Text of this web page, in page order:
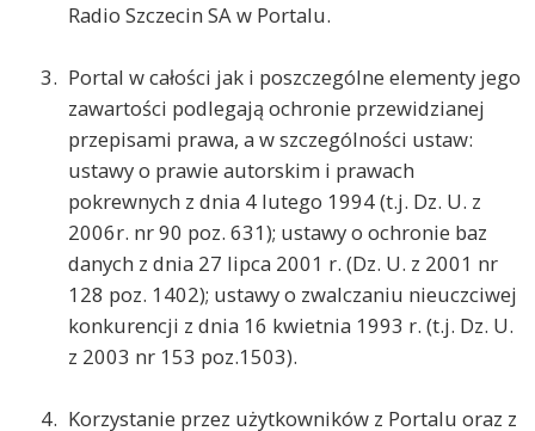
Radio Szczecin SA w Portalu.
Portal w całości jak i poszczególne elementy jego
zawartości podlegają ochronie przewidzianej
przepisami prawa, a w szczególności ustaw:
ustawy o prawie autorskim i prawach
pokrewnych z dnia 4 lutego 1994 (t.j. Dz. U. z
2006r. nr 90 poz. 631); ustawy o ochronie baz
danych z dnia 27 lipca 2001 r. (Dz. U. z 2001 nr
128 poz. 1402); ustawy o zwalczaniu nieuczciwej
konkurencji z dnia 16 kwietnia 1993 r. (t.j. Dz. U.
z 2003 nr 153 poz.1503).
Korzystanie przez użytkowników z Portalu oraz z